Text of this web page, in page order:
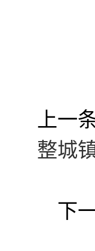
上一
整城
下